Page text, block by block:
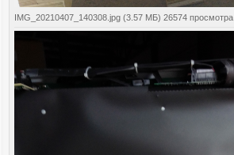
IMG_20210407_140308.jpg (3.57 МБ) 26574 просмотра